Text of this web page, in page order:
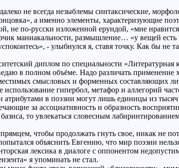
не всегда незыблемы синтаксические,
а именно элементы, характеризующие
не по-русски изложенной ерундой, «мне
маниакальности, размышление… «у вещей
- улыбнулся я, ставя точку. Как бы не
диплом по специальности «Литературная
в полном объёме. Надо различать
смысловых и форменных составляющих
использование гипербол, метафор и аллегорий
атрибутами в поэзии могут лишь единицы из
за ассоциативность и образность
то увлекаться словесным
чтобы продолжать гнуть свое, никак не
объяснить Евгению, что мир поэзии
лексика в диалоге с оппонентом
я упоминать не стал.